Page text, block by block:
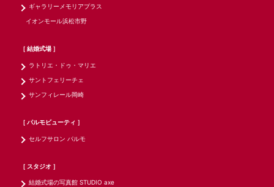
ギャラリーメモリアプラス
イオンモール浜松市野
［ 結婚式場 ］
ラトリエ・ドゥ・マリエ
サントフェリーチェ
サンフィレール岡崎
［ パルモビューティ ］
セルフサロン パルモ
［ スタジオ ］
結婚式場の写真館 STUDIO axe